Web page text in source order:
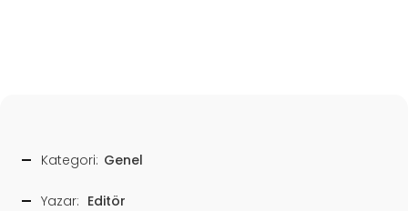
Kategori: Genel
Yazar: Editör